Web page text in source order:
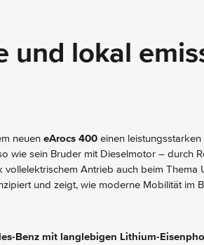
und lokal
neuen eArocs 400 einen
wie sein Bruder mit Dieselmotor – durch
Antrieb auch beim
und zeigt, wie moderne Mobilität im
Benz mit langlebigen Lithium-